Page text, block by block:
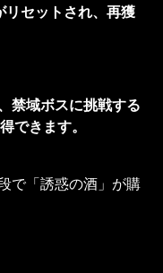
リセットされ、再獲
禁域ボスに挑戦する
できます。
で「誘惑の酒」が購